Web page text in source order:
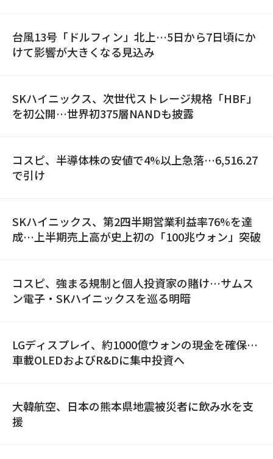
台風13号「ドルフィン」北上…5日から7日頃にか
けて影響が大きくなる見込み
SKハイニックス、次世代ストレージ規格「HBF」
を初公開…世界初375層NANDも披露
コスピ、半導体株の安値で4%以上急落…6,516.27
で引け
SKハイニックス、第2四半期営業利益率76%を達
成…上半期売上高が史上初の「100兆ウォン」突破
コスピ、強まる規制と個人投資家の賭け…サムス
ン電子・SKハイニックスを巡る明暗
LGディスプレイ、約1000億ウォンの現金を確保…
車載OLEDおよびR&Dに集中投資へ
大韓航空、日本の熊本県地震被災者に飲み水を支
援